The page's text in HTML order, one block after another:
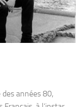
années 80,